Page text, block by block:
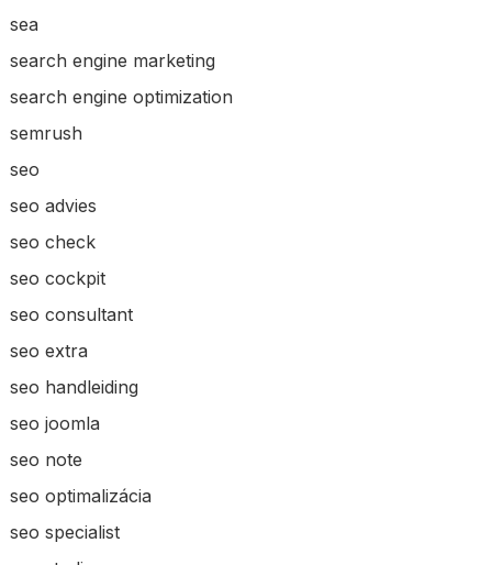
sea
search engine marketing
search engine optimization
semrush
seo
seo advies
seo check
seo cockpit
seo consultant
seo extra
seo handleiding
seo joomla
seo note
seo optimalizácia
seo specialist